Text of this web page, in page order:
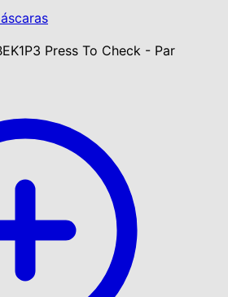
Press To Check - Par